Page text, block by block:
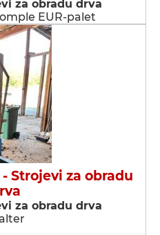
za obradu drva
EUR-palet
Strojevi za obradu
za obradu drva